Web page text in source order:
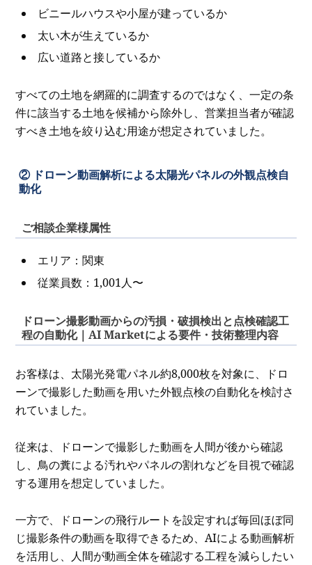
ビニールハウスや小屋が建っているか
太い木が生えているか
広い道路と接しているか
すべての土地を網羅的に調査するのではなく、一定の条
件に該当する土地を候補から除外し、営業担当者が確認
すべき土地を絞り込む用途が想定されていました。
② ドローン動画解析による太陽光パネルの外観点検自
動化
ご相談企業様属性
エリア：関東
従業員数：1,001人〜
ドローン撮影動画からの汚損・破損検出と点検確認工
程の自動化｜AI Marketによる要件・技術整理内容
お客様は、太陽光発電パネル約8,000枚を対象に、ドロ
ーンで撮影した動画を用いた外観点検の自動化を検討さ
れていました。
従来は、ドローンで撮影した動画を人間が後から確認
し、鳥の糞による汚れやパネルの割れなどを目視で確認
する運用を想定していました。
一方で、ドローンの飛行ルートを設定すれば毎回ほぼ同
じ撮影条件の動画を取得できるため、AIによる動画解析
を活用し、人間が動画全体を確認する工程を減らしたい